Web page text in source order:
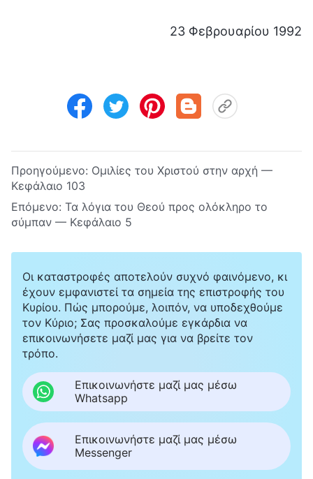
23 Φεβρουαρίου 1992
Προηγούμενο: Ομιλίες του Χριστού στην αρχή —
Κεφάλαιο 103
Επόμενο: Τα λόγια του Θεού προς ολόκληρο το
σύμπαν — Κεφάλαιο 5
Οι καταστροφές αποτελούν συχνό φαινόμενο, κι
έχουν εμφανιστεί τα σημεία της επιστροφής του
Κυρίου. Πώς μπορούμε, λοιπόν, να υποδεχθούμε
τον Κύριο; Σας προσκαλούμε εγκάρδια να
επικοινωνήσετε μαζί μας για να βρείτε τον
τρόπο.
Επικοινωνήστε μαζί μας μέσω
Whatsapp
Επικοινωνήστε μαζί μας μέσω
Messenger